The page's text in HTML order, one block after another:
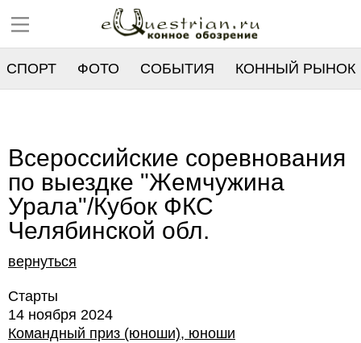
СПОРТ ФОТО СОБЫТИЯ КОННЫЙ РЫНОК
Всероссийские соревнования
по выездке "Жемчужина
Урала"/Кубок ФКС
Челябинской обл.
вернуться
Старты
14 ноября 2024
Командный приз (юноши), юноши